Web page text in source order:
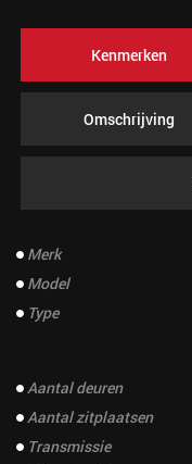
Kenmerken
Omschrijving
Merk
Model
Type
Aantal deuren
Aantal zitplaatsen
Transmissie